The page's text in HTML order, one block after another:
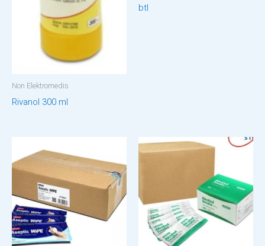
Non Elektromedis
Rivanol 300 ml
btl